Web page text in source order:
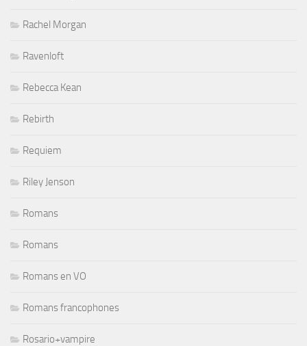
Rachel Morgan
Ravenloft
Rebecca Kean
Rebirth
Requiem
Riley Jenson
Romans
Romans
Romans en VO
Romans francophones
Rosario+vampire